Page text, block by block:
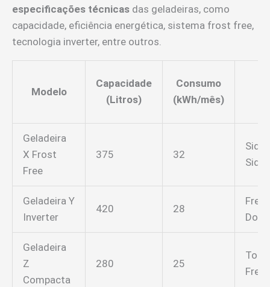
especificações técnicas das geladeiras, como
capacidade, eficiência energética, sistema frost free,
tecnologia inverter, entre outros.
Modelo
Capacidade
(Litros)
Consumo
(kWh/mês)
Geladeira
X Frost
Free
375 32
Side
Side
Geladeira Y
Inverter
420 28
Door
Geladeira
Z
Compacta
280 25
Top